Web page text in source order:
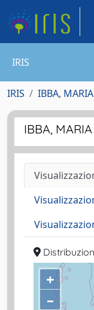
IRIS
IRIS IBBA,
IBBA,
+
–